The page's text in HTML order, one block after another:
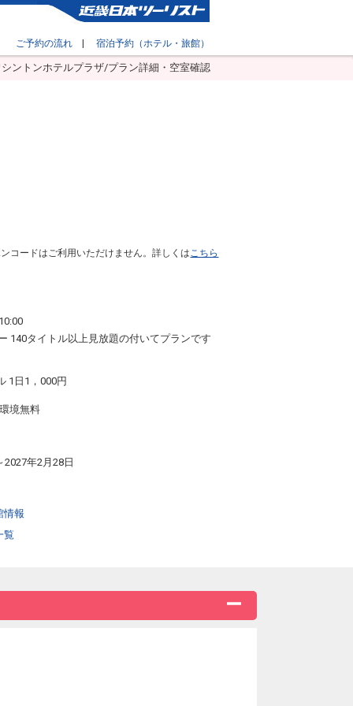
ご予約の流れ 宿泊予約（ホテル・旅館）
ントンホテルプラザ/プラン詳細・空室確認
コードはご利用いただけません。詳しくはこちら
140タイトル以上見放題の付いてプランです
1日1，000円
境無料
2027年2月28日
情報
覧